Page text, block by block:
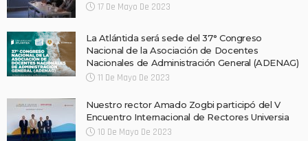
17 De Mayo De 2023
La Atlántida será sede del 37° Congreso
Nacional de la Asociación de Docentes
Nacionales de Administración General (ADENAG)
11 De Mayo De 2023
Nuestro rector Amado Zogbi participó del V
Encuentro Internacional de Rectores Universia
10 De Mayo De 2023